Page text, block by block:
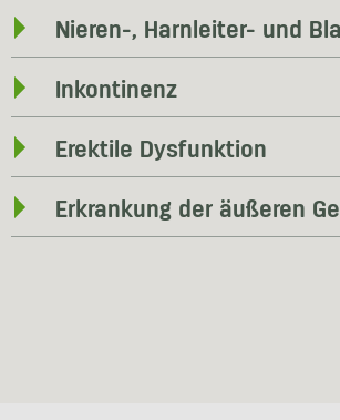
Nieren-, Harnleiter- und
Inkontinenz
Erektile Dysfunktion
Erkrankung der äußeren